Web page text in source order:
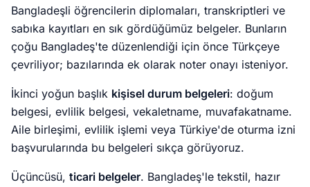
Bangladeşli öğrencilerin diplomaları, transkriptleri ve
sabıka kayıtları en sık gördüğümüz belgeler. Bunların
çoğu Bangladeş'te düzenlendiği için önce Türkçeye
çevriliyor; bazılarında ek olarak noter onayı isteniyor.
İkinci yoğun başlık kişisel durum belgeleri: doğum
belgesi, evlilik belgesi, vekaletname, muvafakatname.
Aile birleşimi, evlilik işlemi veya Türkiye'de oturma izni
başvurularında bu belgeleri sıkça görüyoruz.
Üçüncüsü, ticari belgeler. Bangladeş'le tekstil, hazır